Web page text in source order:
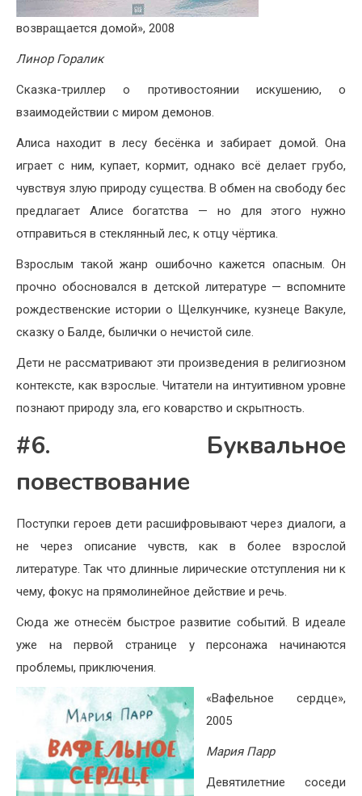
возвращается домой», 2008
Линор Горалик
Сказка-триллер о противостоянии искушению, о
взаимодействии с миром демонов.
Алиса находит в лесу бесёнка и забирает домой. Она
играет с ним, купает, кормит, однако всё делает грубо,
чувствуя злую природу существа. В обмен на свободу бес
предлагает Алисе богатства — но для этого нужно
отправиться в стеклянный лес, к отцу чёртика.
Взрослым такой жанр ошибочно кажется опасным. Он
прочно обосновался в детской литературе — вспомните
рождественские истории о Щелкунчике, кузнеце Вакуле,
сказку о Балде, былички о нечистой силе.
Дети не рассматривают эти произведения в религиозном
контексте, как взрослые. Читатели на интуитивном уровне
познают природу зла, его коварство и скрытность.
#6. Буквальное
повествование
Поступки героев дети расшифровывают через диалоги, а
не через описание чувств, как в более взрослой
литературе. Так что длинные лирические отступления ни к
чему, фокус на прямолинейное действие и речь.
Сюда же отнесём быстрое развитие событий. В идеале
уже на первой странице у персонажа начинаются
проблемы, приключения.
«Вафельное сердце»,
2005
Мария Парр
Девятилетние соседи